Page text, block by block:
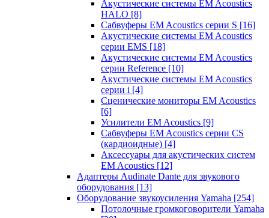
Акустические системы EM Acoustics
HALO [8]
Сабвуферы EM Acoustics серии S [16]
Акустические системы EM Acoustics
серии EMS [18]
Акустические системы EM Acoustics
серии Reference [10]
Акустические системы EM Acoustics
серии i [4]
Сценические мониторы EM Acoustics
[6]
Усилители EM Acoustics [9]
Сабвуферы EM Acoustics серии CS
(кардиоидные) [4]
Аксессуары для акустических систем
EM Acoustics [12]
Адаптеры Audinate Dante для звукового
оборудования [13]
Оборудование звукоусиления Yamaha [254]
Потолочные громкоговорители Yamaha